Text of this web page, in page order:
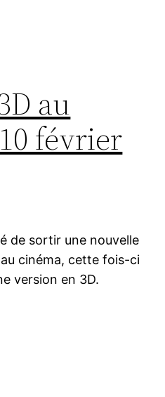
au
février
de sortir une nouvelle
cinéma, cette fois-ci
version en 3D.